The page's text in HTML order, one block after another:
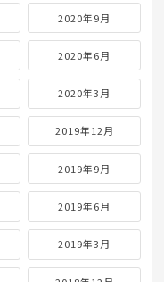
2020年9月
2020年6月
2020年3月
2019年12月
2019年9月
2019年6月
2019年3月